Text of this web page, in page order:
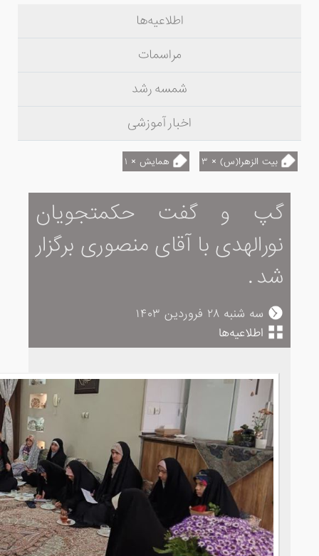
اطلاعیه‌ها
مراسمات
شمسه رشد
اخبار آموزشی
بیت الزهرا(س) × ۳ همایش × ۱
گپ و گفت حکمتجویان
نورالهدی با آقای منصوری برگزار
شد .
سه شنبه ۲۸ فروردین ۱۴۰۳
اطلاعیه‌ها